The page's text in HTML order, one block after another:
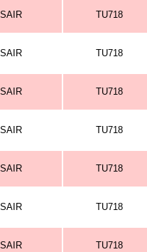
TU718
TU718
TU718
TU718
TU718
TU718
TU718